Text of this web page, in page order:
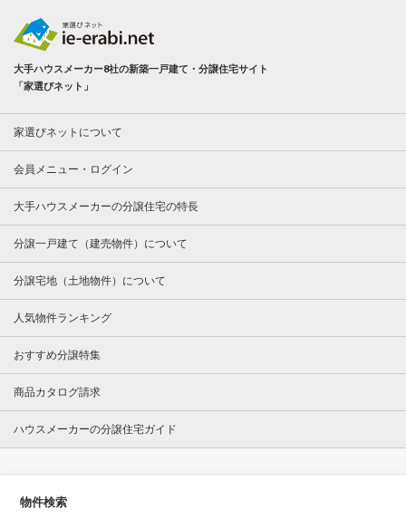
大手ハウスメーカー8社の新築一戸建て・分譲住宅サイト
「家選びネット」
家選びネットについて
会員メニュー・ログイン
大手ハウスメーカーの分譲住宅の特長
分譲一戸建て（建売物件）について
分譲宅地（土地物件）について
人気物件ランキング
おすすめ分譲特集
商品カタログ請求
ハウスメーカーの分譲住宅ガイド
物件検索